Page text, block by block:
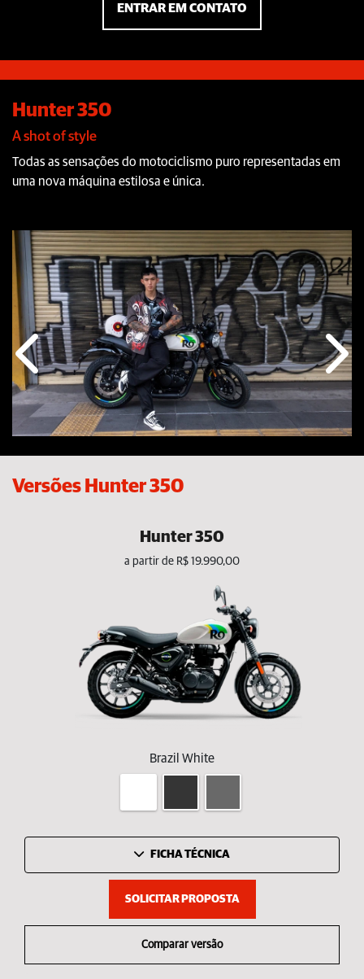
ENTRAR EM CONTATO
Hunter 350
A shot of style
Todas as sensações do motociclismo puro representadas em
uma nova máquina estilosa e única.
Anterior
Versões Hunter 350
Hunter 350
a partir de R$ 19.990,00
Brazil White
FICHA TÉCNICA
SOLICITAR PROPOSTA
Comparar versão